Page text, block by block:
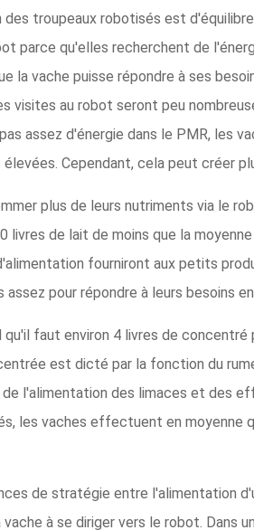
troupeaux robotisés est
parce qu'elles recherchent de
la vache puisse répondre à ses
visites au robot seront peu
assez d'énergie dans le PMR, les
Cependant, cela peut créer
plus de leurs nutriments via le
livres de lait de moins que la
fourniront aux petits
pour répondre à leurs besoins
qu'il faut environ 4 livres de
est dicté par la fonction du
l'alimentation des limaces et des
les vaches effectuent en
de stratégie entre l'alimentation
vache à se diriger vers le robot.